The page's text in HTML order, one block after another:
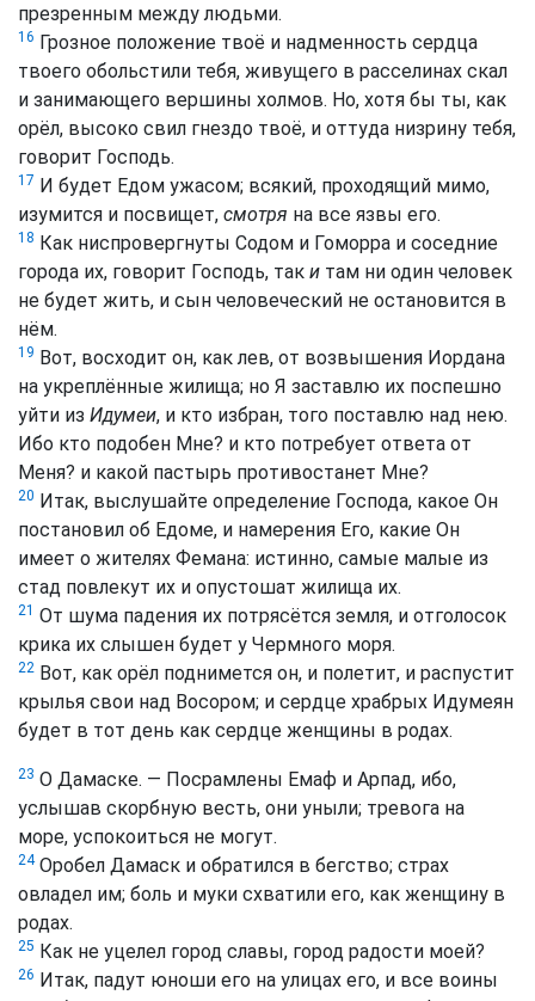
презренным между людьми.
16 Грозное положение твоё и надменность сердца
твоего обольстили тебя, живущего в расселинах скал
и занимающего вершины холмов. Но, хотя бы ты, как
орёл, высоко свил гнездо твоё, и оттуда низрину тебя,
говорит Господь.
17 И будет Едом ужасом; всякий, проходящий мимо,
изумится и посвищет, смотря на все язвы его.
18 Как ниспровергнуты Содом и Гоморра и соседние
города их, говорит Господь, так и там ни один человек
не будет жить, и сын человеческий не остановится в
нём.
19 Вот, восходит он, как лев, от возвышения Иордана
на укреплённые жилища; но Я заставлю их поспешно
уйти из Идумеи, и кто избран, того поставлю над нею.
Ибо кто подобен Мне? и кто потребует ответа от
Меня? и какой пастырь противостанет Мне?
20 Итак, выслушайте определение Господа, какое Он
постановил об Едоме, и намерения Его, какие Он
имеет о жителях Фемана: истинно, самые малые из
стад повлекут их и опустошат жилища их.
21 От шума падения их потрясётся земля, и отголосок
крика их слышен будет у Чермного моря.
22 Вот, как орёл поднимется он, и полетит, и распустит
крылья свои над Восором; и сердце храбрых Идумеян
будет в тот день как сердце женщины в родах.
23 О Дамаске. — Посрамлены Емаф и Арпад, ибо,
услышав скорбную весть, они уныли; тревога на
море, успокоиться не могут.
24Оробел Дамаск и обратился в бегство; страх
овладел им; боль и муки схватили его, как женщину в
родах.
25 Как не уцелел город славы, город радости моей?
26 Итак, падут юноши его на улицах его, и все воины